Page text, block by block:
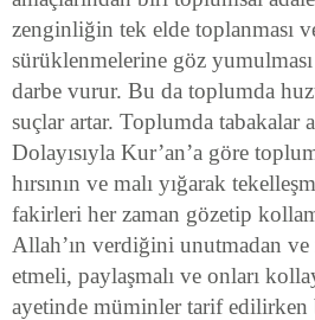
zenginliğin tek elde toplanması
sürüklenmelerine göz
darbe vurur. Bu da toplumda
suçlar artar. Toplumda tabakalar
Dolayısıyla Kur’an’a göre
hırsının ve malı yığarak
fakirleri her zaman gözetip
Allah’ın verdiğini unutmadan
etmeli, paylaşmalı ve onları
ayetinde müminler tarif edilirken